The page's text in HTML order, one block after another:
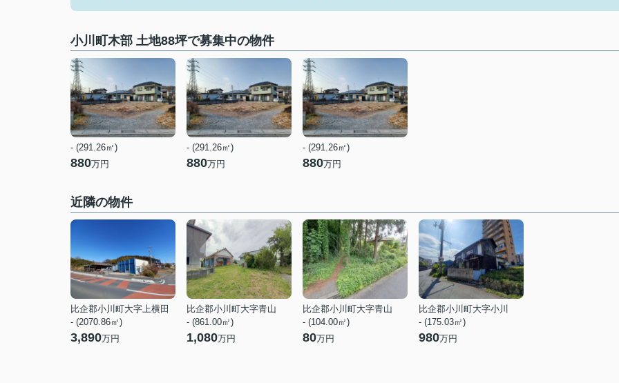
小川町木部 土地88坪で募集中の物件
- (291.26㎡)
880万円
- (291.26㎡)
880万円
- (291.26㎡)
880万円
近隣の物件
比企郡小川町大字上横田
- (2070.86㎡)
3,890万円
比企郡小川町大字青山
- (861.00㎡)
1,080万円
比企郡小川町大字青山
- (104.00㎡)
80万円
比企郡小川町大字小川
- (175.03㎡)
980万円